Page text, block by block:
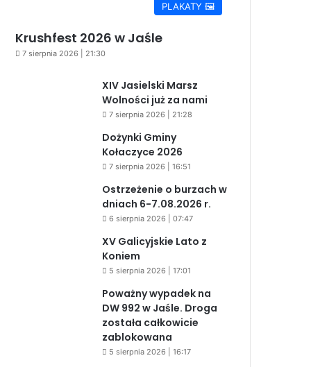
PLAKATY 🖼️
Krushfest 2026 w Jaśle
7 sierpnia 2026 | 21:30
XIV Jasielski Marsz
Wolności już za nami
7 sierpnia 2026 | 21:28
Dożynki Gminy
Kołaczyce 2026
7 sierpnia 2026 | 16:51
Ostrzeżenie o burzach w
dniach 6-7.08.2026 r.
6 sierpnia 2026 | 07:47
XV Galicyjskie Lato z
Koniem
5 sierpnia 2026 | 17:01
Poważny wypadek na
DW 992 w Jaśle. Droga
została całkowicie
zablokowana
5 sierpnia 2026 | 16:17